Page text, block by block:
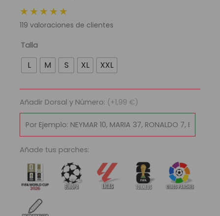
original
era:
es:
★★★★★
119 valoraciones de clientes
Talla
L M S XL XXL
Añadir Dorsal y Número: (+1,99 €)
Añade tus parches:
Camiseta
Retro
Arsenal
Club
2023/24
cantidad